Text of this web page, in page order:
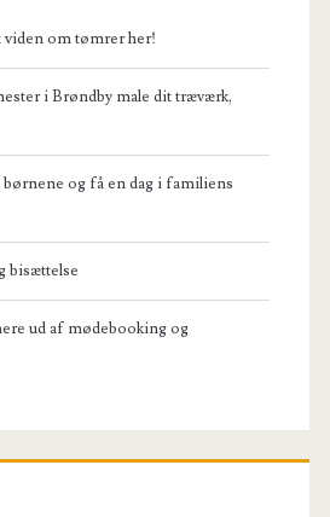
viden om tømrer her!
i Brøndby male dit træværk,
og få en dag i familiens
bisættelse
ud af mødebooking og